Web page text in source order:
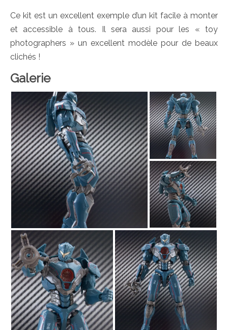
Ce kit est un excellent exemple d’un kit facile à monter
et accessible à tous. Il sera aussi pour les « toy
photographers » un excellent modèle pour de beaux
clichés !
Galerie